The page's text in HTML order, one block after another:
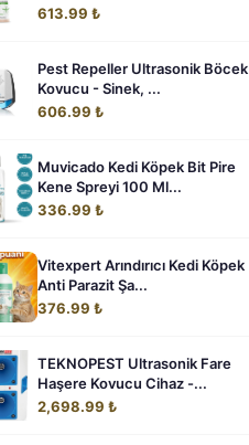
613.99 ₺
Pest Repeller Ultrasonik Böcek
Kovucu - Sinek, ...
606.99 ₺
Muvicado Kedi Köpek Bit Pire
Kene Spreyi 100 Ml...
336.99 ₺
Vitexpert Arındırıcı Kedi Köpek
Anti Parazit Şa...
376.99 ₺
TEKNOPEST Ultrasonik Fare
Haşere Kovucu Cihaz -...
2,698.99 ₺